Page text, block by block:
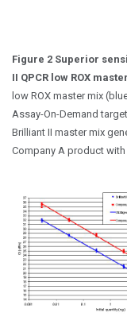
Figure 2 Superior
II QPCR low ROX
low ROX master mix
Assay-On-Demand
Brilliant II master mix
Company A product